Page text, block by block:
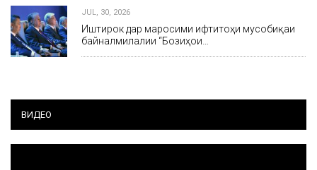
JUL, 30, 2026
Иштирок дар маросими ифтитоҳи мусобиқаи
байналмилалии “Бозиҳои…
ВИДЕО